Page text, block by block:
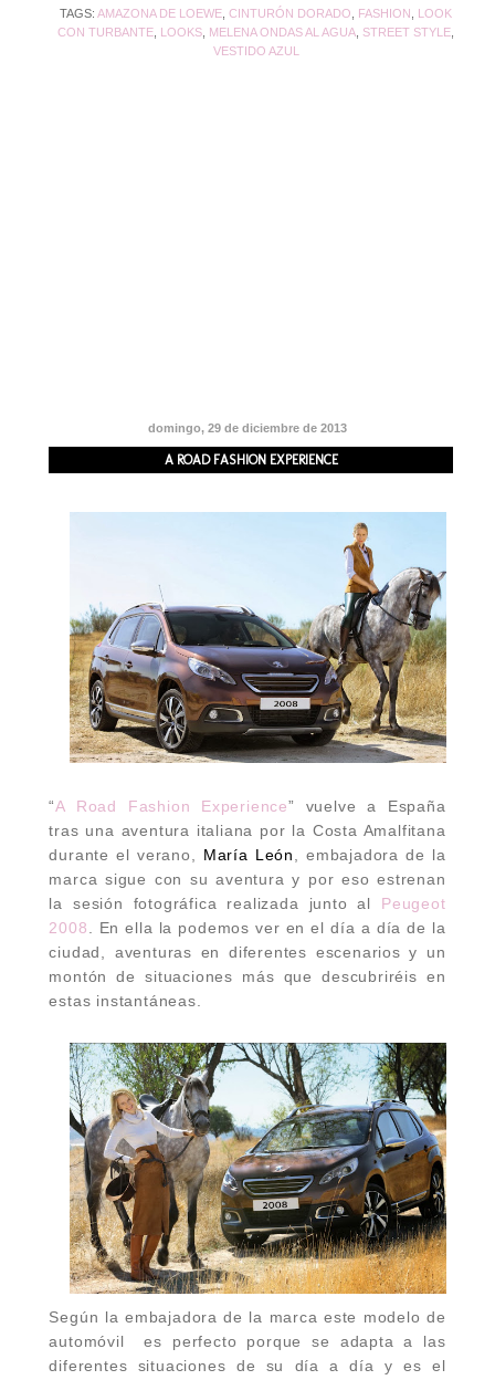
TAGS:AMAZONA DE LOEWE ,CINTURÓN DORADO FASHION
LOOK
CON TURBANTE LOOKS MELENA ONDAS AL AGUA STREET STYLE
VESTIDO AZUL
domingo, 29 de diciembre de 2013
A ROAD FASHION EXPERIENCE
“A Road Fashion Experience” vuelve a España
tras una aventura italiana por la Costa Amalfitana
durante el verano, María León
, embajadora de la
marca sigue con su aventura y por eso estrenan
la sesión fotográfica realizada junto al Peugeot
2008 . En ella la podemos ver en el día a día de la
ciudad, aventuras en diferentes escenarios y un
montón de situaciones más que descubriréis en
estas instantáneas.
Según la embajadora de la marca este modelo de
automóvil es perfecto porque se adapta a las
diferentes situaciones de su día a día y es el